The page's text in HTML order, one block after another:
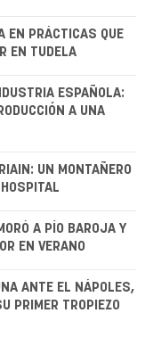
EN PRÁCTICAS QUE
EN TUDELA
ESPAÑOLA:
A UNA
UN MONTAÑERO
A PÍO BAROJA Y
EN VERANO
ANTE EL NÁPOLES,
PRIMER TROPIEZO